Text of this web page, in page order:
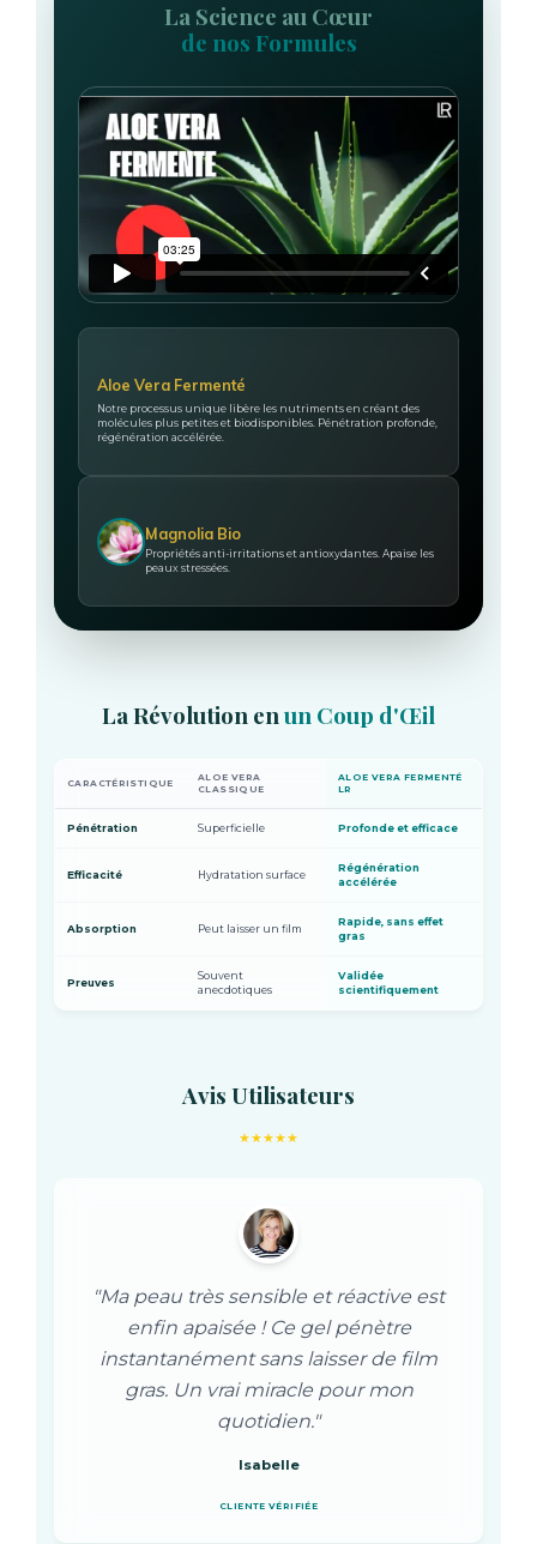
La Science au Cœur
de nos Formules
Aloe Vera Fermenté
Notre processus unique libère les nutriments en créant des
molécules plus petites et biodisponibles. Pénétration profonde,
régénération accélérée.
Magnolia Bio
Propriétés anti-irritations et antioxydantes. Apaise les
peaux stressées.
La Révolution enun Coup d'Œil
CARACTÉRISTIQUE
ALOE VERA
CLASSIQUE
ALOE VERA FERMENTÉ
LR
Pénétration Superficielle Profonde et efficace
Efficacité Hydratation surface
Régénération
accélérée
Absorption Peut laisser un film
Rapide, sans effet
gras
Preuves
Souvent
anecdotiques
Validée
scientifiquement
Avis Utilisateurs
★★★★★
"Ma peau très sensible et réactive est
enfin apaisée ! Ce gel pénètre
instantanément sans laisser de film
gras. Un vrai miracle pour mon
quotidien."
Isabelle
CLIENTE VÉRIFIÉE